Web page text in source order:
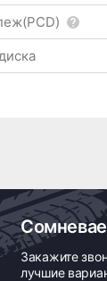
Закажите
лучшие